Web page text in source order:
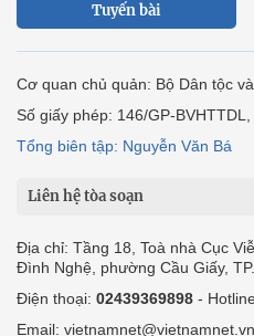
Tuyến bài
Cơ quan chủ quản: Bộ Dân tộc
Số giấy phép: 146/GP-
Tổng biên tập: Nguyễn Văn Bá
Liên hệ tòa soạn
Địa chỉ: Tầng 18, Toà nhà Cục
Đình Nghệ, phường Cầu Giấy,
Điện thoại: 02439369898 -
Email: vietnamnet@vietnamnet.vn